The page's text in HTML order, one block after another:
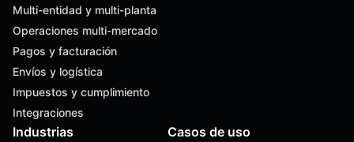
Multi-entidad y multi-planta
Operaciones multi-mercado
Pagos y facturación
Envíos y logística
Impuestos y cumplimiento
Integraciones
Industrias Casos de uso